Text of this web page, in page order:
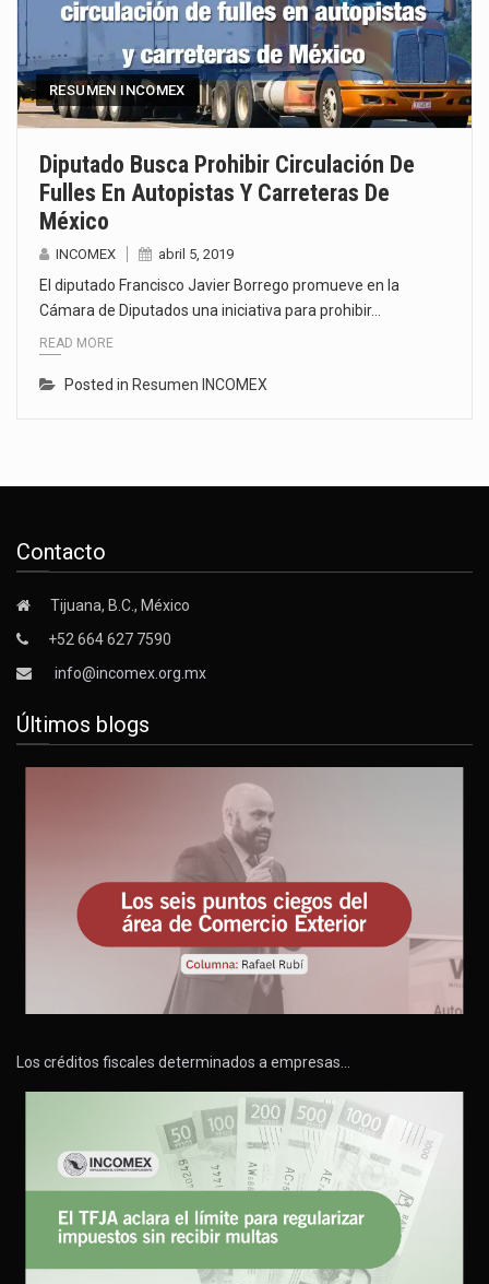
RESUMEN INCOMEX
Diputado Busca Prohibir Circulación De
Fulles En Autopistas Y Carreteras De
México
INCOMEX abril 5, 2019
El diputado Francisco Javier Borrego promueve en la
Cámara de Diputados una iniciativa para prohibir…
READ MORE
Posted in Resumen INCOMEX
Contacto
Tijuana, B.C., México
+52 664 627 7590
info@incomex.org.mx
Últimos blogs
Los créditos fiscales determinados a empresas…